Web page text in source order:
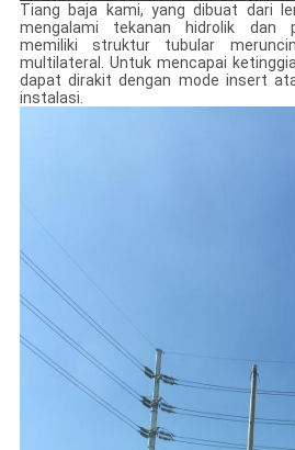
Tiang baja kami, yang dibuat dari
mengalami tekanan hidrolik dan
memiliki struktur tubular
multilateral. Untuk mencapai
dapat dirakit dengan mode insert
instalasi.